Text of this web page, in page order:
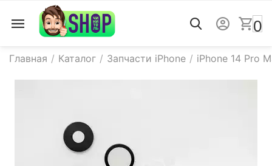
0
Главная / Каталог / Запчасти iPhone / iPhone 14 Pro